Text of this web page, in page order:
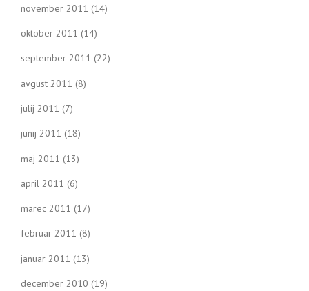
november 2011 (14)
oktober 2011 (14)
september 2011 (22)
avgust 2011 (8)
julij 2011 (7)
junij 2011 (18)
maj 2011 (13)
april 2011 (6)
marec 2011 (17)
februar 2011 (8)
januar 2011 (13)
december 2010 (19)